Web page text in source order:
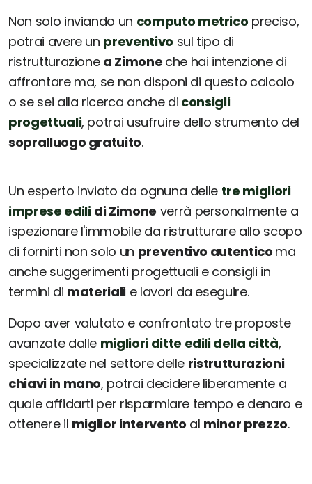
Non solo inviando un computo metrico preciso,
potrai avere un preventivo sul tipo di
ristrutturazione a Zimone che hai intenzione di
affrontare ma, se non disponi di questo calcolo
o se sei alla ricerca anche di consigli
progettuali, potrai usufruire dello strumento del
sopralluogo gratuito.
Un esperto inviato da ognuna delle tre migliori
imprese edili di Zimone verrà personalmente a
ispezionare l'immobile da ristrutturare allo scopo
di fornirti non solo un preventivo autentico ma
anche suggerimenti progettuali e consigli in
termini di materiali e lavori da eseguire.
Dopo aver valutato e confrontato tre proposte
avanzate dalle migliori ditte edili della città,
specializzate nel settore delle ristrutturazioni
chiavi in mano, potrai decidere liberamente a
quale affidarti per risparmiare tempo e denaro e
ottenere il miglior intervento al minor prezzo.